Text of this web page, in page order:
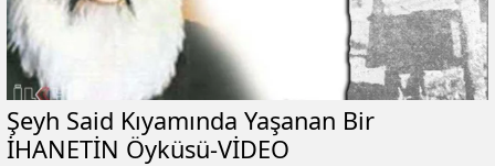
Şeyh Said Kıyamında Yaşanan Bir
İHANETİN Öyküsü-VİDEO